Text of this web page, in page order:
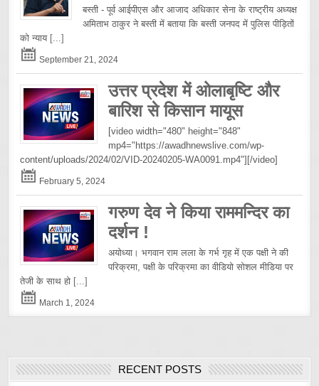
बस्ती - पूर्व आईपीएस और आजाद अधिकार सेना के राष्ट्रीय अध्यक्ष
अमिताभ ठाकुर ने बस्ती में बताया कि बस्ती जनपद में पुलिस पीड़ितों
को न्याय [...]
September 21, 2024
उत्तर प्रदेश में ओलाबृष्टि और
बारिश से किसान मायूस
[video width="480" height="848"
mp4="https://awadhnewslive.com/wp-
content/uploads/2024/02/VID-20240205-WA0091.mp4"][/video]
February 5, 2024
गरुण देव ने किया राममन्दिर का
दर्शन !
अयोध्या। भगवान राम लला के गर्भ गृह में एक पक्षी ने की
परिक्रमा, पक्षी के परिक्रमा का वीडियो सोशल मीडिया पर
तेजी के साथ हो [...]
March 1, 2024
RECENT POSTS